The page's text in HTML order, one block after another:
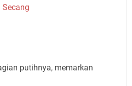
Secang
putihnya, memarkan